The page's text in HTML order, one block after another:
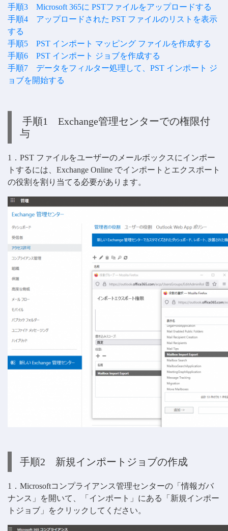
手順3 Microsoft 365に PSTファイルをアップロードする
手順4 アップロードされた PST ファイルのリストを表示
する
手順5 PST インポート マッピング ファイルを作成する
手順6 PST インポート ジョブを作成する
手順7 データをフィルター処理して、PST インポート ジ
ョブを開始する
手順1 Exchange管理センターでの権限付
与
1．PST ファイルをユーザーのメールボックスにインポー
トするには、Exchange Online でインポートとエクスポート
の役割を割り当てる必要があります。
手順2 新規インポートジョブの作成
1．Microsoftコンプライアンス管理センターの「情報ガバ
ナンス」を開いて、「インポート」にある「新規インポー
トジョブ」をクリックしてください。